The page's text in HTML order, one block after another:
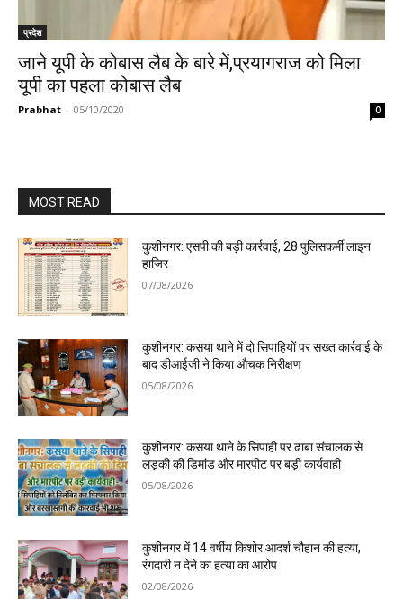
प्रदेश
जाने यूपी के कोबास लैब के बारे में,प्रयागराज को मिला
यूपी का पहला कोबास लैब
Prabhat - 05/10/2020 0
MOST READ
कुशीनगर: एसपी की बड़ी कार्रवाई, 28 पुलिसकर्मी लाइन
हाजिर
07/08/2026
कुशीनगर: कसया थाने में दो सिपाहियों पर सख्त कार्रवाई के
बाद डीआईजी ने किया औचक निरीक्षण
05/08/2026
कुशीनगर: कसया थाने के सिपाही पर ढाबा संचालक से
लड़की की डिमांड और मारपीट पर बड़ी कार्यवाही
05/08/2026
कुशीनगर में 14 वर्षीय किशोर आदर्श चौहान की हत्या,
रंगदारी न देने का हत्या का आरोप
02/08/2026